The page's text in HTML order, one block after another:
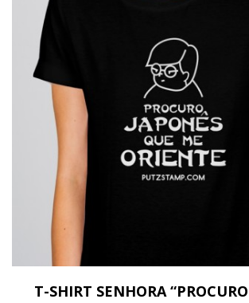
T-SHIRT SENHORA